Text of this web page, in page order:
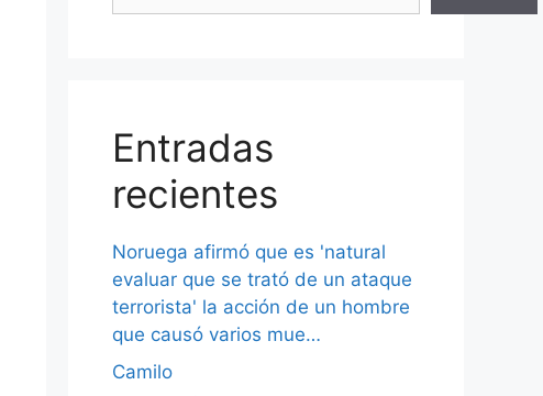
Entradas
recientes
Noruega afirmó que es 'natural
evaluar que se trató de un ataque
terrorista' la acción de un hombre
que causó varios mue…
Camilo